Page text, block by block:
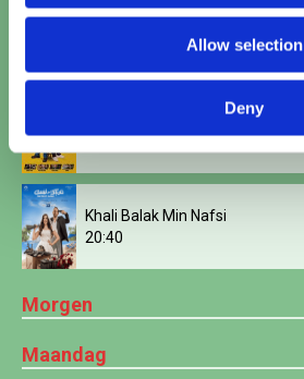
Allow selection
Deny
Woman and Child
18:45
Khali Balak Min Nafsi
20:40
Morgen
Maandag